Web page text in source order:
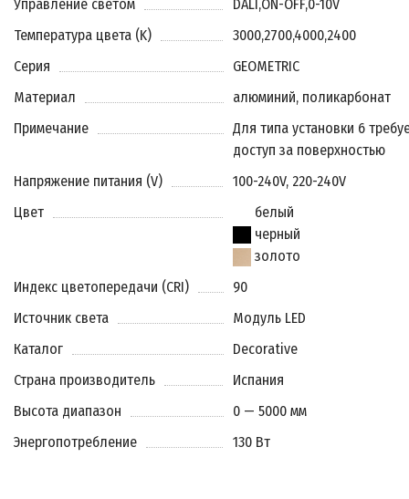
Управление светом DALI ,ON-OFF,0-10V
Температура цвета (K)
3000,2700,4000,2400
Серия
GEOMETRIC
Материал
алюминий, поликарбонат
Примечание
Для типа установки 6
доступ за поверхностью
Напряжение питания (V)
100-240V, 220-240V
Цвет
белый
черный
золото
Индекс цветопередачи (CRI)
90
Источник света
Модуль LED
Каталог
Decorative
Страна производитель
Испания
Высота диапазон
0 — 5000 мм
Энергопотребление
130 Вт